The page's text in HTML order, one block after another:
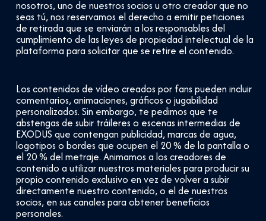
nosotros, uno de nuestros socios u otro creador que no
seas tú, nos reservamos el derecho a emitir peticiones
de retirada que se enviarán a los responsables del
cumplimiento de las leyes de propiedad intelectual de la
plataforma para solicitar que se retire el contenido.
Los contenidos de vídeo creados por fans pueden incluir
comentarios, animaciones, gráficos o jugabilidad
personalizados. Sin embargo, te pedimos que te
abstengas de subir tráileres o escenas intermedias de
EXODUS que contengan publicidad, marcas de agua,
logotipos o bordes que ocupen el 20 % de la pantalla o
el 20 % del metraje. Animamos a los creadores de
contenido a utilizar nuestros materiales para producir su
propio contenido exclusivo en vez de volver a subir
directamente nuestro contenido, o el de nuestros
socios, en sus canales para obtener beneficios
personales.